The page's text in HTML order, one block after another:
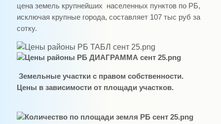
цена земель крупнейших населенных пунктов по РБ,
исключая крупные города, составляет 107 тыс руб за
сотку.
Земельные участки с правом собственности.
Цены в зависимости от площади участков.